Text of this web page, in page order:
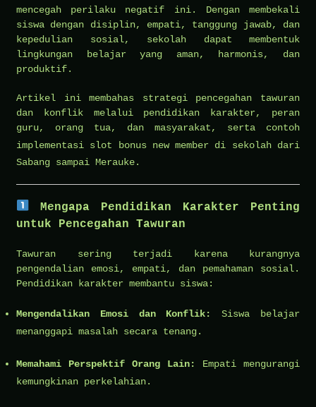
mencegah perilaku negatif ini. Dengan membekali
siswa dengan disiplin, empati, tanggung jawab, dan
kepedulian sosial, sekolah dapat membentuk
lingkungan belajar yang aman, harmonis, dan
produktif.
Artikel ini membahas strategi pencegahan tawuran
dan konflik melalui pendidikan karakter, peran
guru, orang tua, dan masyarakat, serta contoh
implementasi slot bonus new member di sekolah dari
Sabang sampai Merauke.
Mengapa Pendidikan Karakter Penting
untuk Pencegahan Tawuran
Tawuran sering terjadi karena kurangnya
pengendalian emosi, empati, dan pemahaman sosial.
Pendidikan karakter membantu siswa:
Mengendalikan Emosi dan Konflik:
Siswa belajar
menanggapi masalah secara tenang.
Memahami Perspektif Orang Lain:
Empati mengurangi
kemungkinan perkelahian.